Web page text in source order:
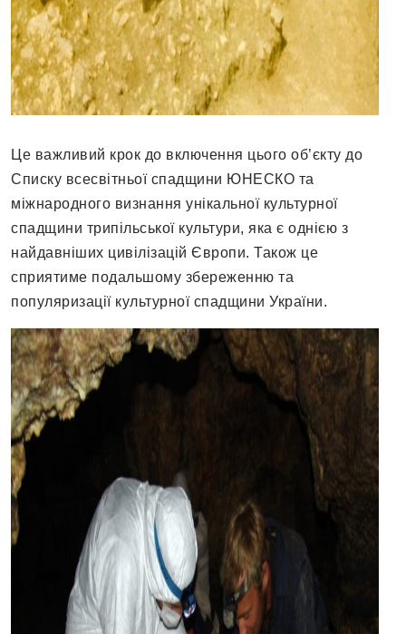
Це важливий крок до включення цього об’єкту до
Списку всесвітньої спадщини ЮНЕСКО та
міжнародного визнання унікальної культурної
спадщини трипільської культури, яка є однією з
найдавніших цивілізацій Європи. Також це
сприятиме подальшому збереженню та
популяризації культурної спадщини України.